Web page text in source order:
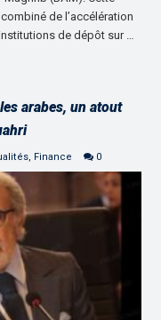
de l’accélération
de dépôt sur …
arabes, un atout
, Finance 0